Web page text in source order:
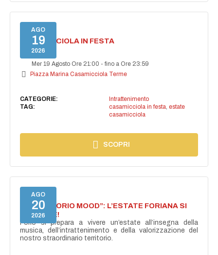
AGO
19
2026
CASAMICCIOLA IN FESTA
Mer 19 Agosto Ore 21:00 -fino a Ore 23:59
Piazza Marina Casamicciola Terme
CATEGORIE:
Intrattenimento
TAG:
casamicciola in festa, estate
casamicciola
SCOPRI
AGO
20
2026
NASCE “FORIO MOOD”: L’ESTATE FORIANA SI
ACCENDE!
Forio si prepara a vivere un’estate all’insegna della
musica, dell’intrattenimento e della valorizzazione del
nostro straordinario territorio.